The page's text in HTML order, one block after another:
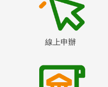
線上申辦